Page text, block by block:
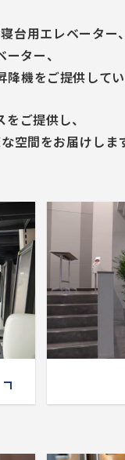
台用エレベーター、
ター、
機をご提供してい
ご提供し、
空間をお届けします